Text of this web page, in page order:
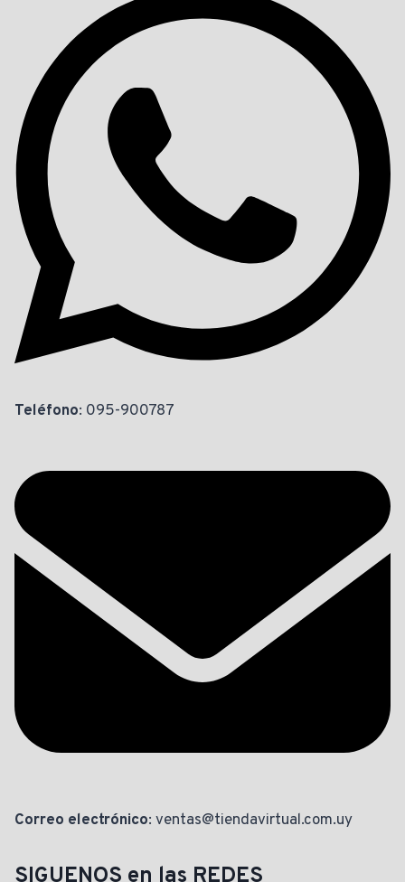
Teléfono: 095-900787
Correo electrónico: ventas@tiendavirtual.com.uy
SIGUENOS en las REDES